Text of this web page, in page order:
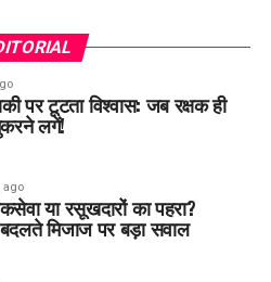
पर टूटता विश्वास: जब रक्षक ही
लगें!
ago
या रसूखदारों का पहरा?
मिजाज पर बड़ा सवाल